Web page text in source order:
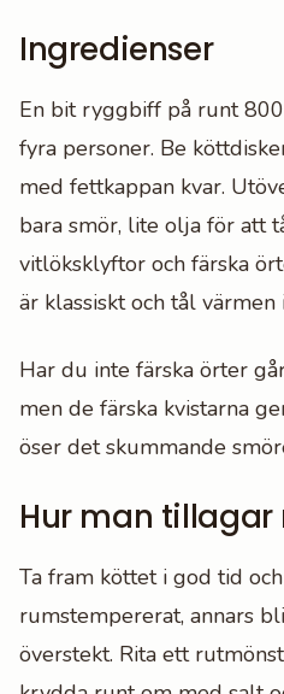
Ingredienser
En bit ryggbiff på runt
fyra personer. Be
med fettkappan kvar.
bara smör, lite olja för att
vitlöksklyftor och färska
är klassiskt och tål värmen
Har du inte färska örter
men de färska kvistarna
öser det skummande
Hur man
Ta fram köttet i god tid
rumstempererat, annars
överstekt. Rita ett